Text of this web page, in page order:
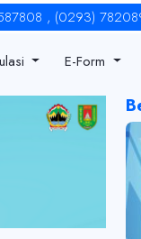
Senin - Jum'at :
, (0293)
E-Form